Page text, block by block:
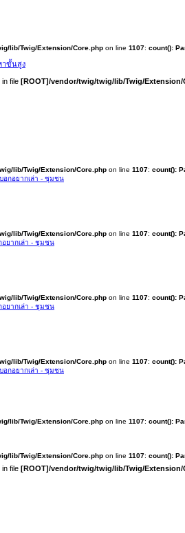
lib/Twig/Extension/Core.php on line 1107: count():
าขั้นสูง
in file [ROOT]/vendor/twig/twig/lib/Twig/Extension/
lib/Twig/Extension/Core.php on line 1107: count():
อกอยากเล่า - ชุมชน
lib/Twig/Extension/Core.php on line 1107: count():
อยากเล่า - ชุมชน
lib/Twig/Extension/Core.php on line 1107: count():
อยากเล่า - ชุมชน
lib/Twig/Extension/Core.php on line 1107: count():
อกอยากเล่า - ชุมชน
lib/Twig/Extension/Core.php on line 1107: count():
lib/Twig/Extension/Core.php on line 1107: count():
in file [ROOT]/vendor/twig/twig/lib/Twig/Extension/